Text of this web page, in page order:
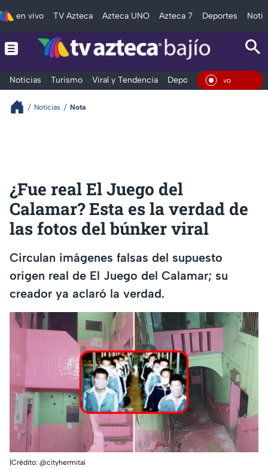
en vivo TV Azteca Azteca UNO Azteca 7 Deportes
Noticias Turismo Viral y Tendencia Deportes Espectáculos
En
Noticias Nota
¿Fue real El Juego del
Calamar? Esta es la verdad de
las fotos del búnker viral
Circulan imágenes falsas del supuesto
origen real de El Juego del Calamar; su
creador ya aclaró la verdad.
|Crédito: @cityhermitai